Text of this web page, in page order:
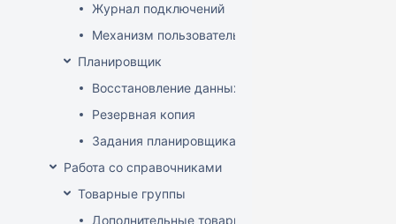
Журнал подключений
Механизм пользовательского логирования
Планировщик
Восстановление данных
Резервная копия
Задания планировщика
Работа со справочниками
Товарные группы
Дополнительные товарные группы